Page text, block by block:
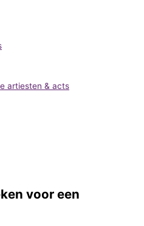
artiesten & acts
voor een